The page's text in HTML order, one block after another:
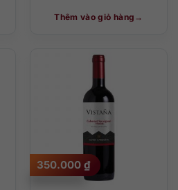
Thêm vào giỏ hàng
350.000 ₫